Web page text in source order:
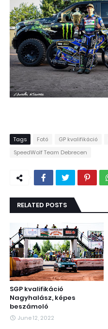
Tags Fotó GP kvalifikáció
SpeedWolf Team Debrecen
RELATED POSTS
SGP kvalifikáció
Nagyhalász, képes
beszámoló
June 12, 2022